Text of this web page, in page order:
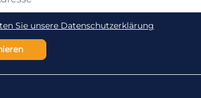
Sie unsere Datenschutzerklärung